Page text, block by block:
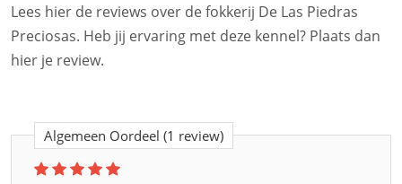
Lees hier de reviews over de fokkerij De Las Piedras
Preciosas. Heb jij ervaring met deze kennel? Plaats dan
hier je review.
Algemeen Oordeel (1 review)